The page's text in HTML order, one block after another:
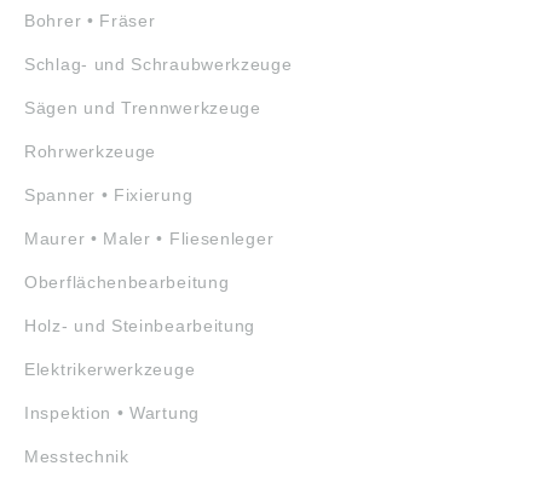
Bohrer • Fräser
Schlag- und Schraubwerkzeuge
Sägen und Trennwerkzeuge
Rohrwerkzeuge
Spanner • Fixierung
Maurer • Maler • Fliesenleger
Oberflächenbearbeitung
Holz- und Steinbearbeitung
Elektrikerwerkzeuge
Inspektion • Wartung
Messtechnik